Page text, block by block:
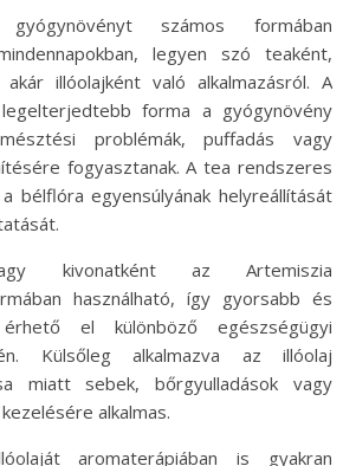
számos formában
legyen szó teaként,
illóolajként való alkalmazásról. A
forma a gyógynövény
problémák, puffadás vagy
fogyasztanak. A tea rendszeres
bélflóra egyensúlyának helyreállítását
kivonatként az Artemiszia
használható, így gyorsabb és
el különböző egészségügyi
Külsőleg alkalmazva az illóolaj
miatt sebek, bőrgyulladások vagy
alkalmas.
aromaterápiában is gyakran